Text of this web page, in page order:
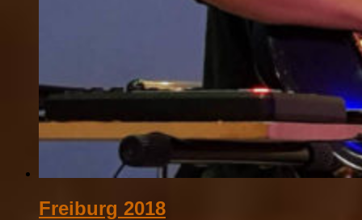
Freiburg 2018